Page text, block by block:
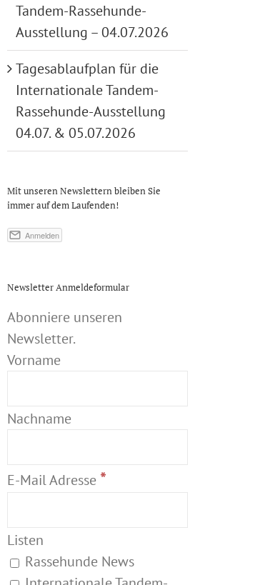
Tandem-Rassehunde-
Ausstellung – 04.07.2026
Tagesablaufplan für die
Internationale Tandem-
Rassehunde-Ausstellung
04.07. & 05.07.2026
Mit unseren Newslettern bleiben Sie
immer auf dem Laufenden!
Newsletter Anmeldeformular
Abonniere unseren
Newsletter.
Vorname
Nachname
E-Mail Adresse *
Listen
Rassehunde News